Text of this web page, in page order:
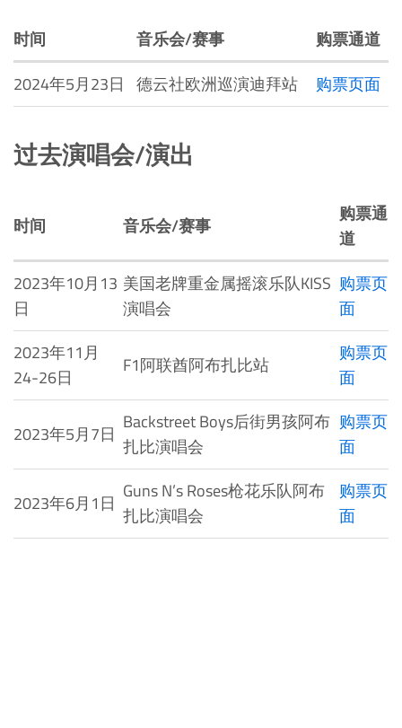
时间 音乐会/赛事
购票通道
2024年5月23日 德云社欧洲巡演迪拜站 购票页面
过去演唱会/演出
时间 音乐会/赛事
购票通
道
2023年10月13
日
美国老牌重金属摇滚乐队KISS
演唱会
购票页
面
2023年11月
24-26日
F1阿联酋阿布扎比站
购票页
面
2023年5月7日
Backstreet Boys后街男孩阿布
扎比演唱会
购票页
面
2023年6月1日
Guns N’s Roses枪花乐队阿布
扎比演唱会
购票页
面